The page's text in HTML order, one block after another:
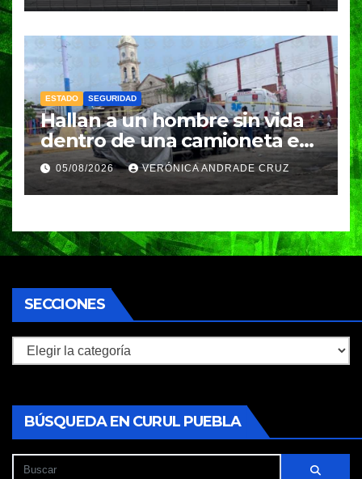
ESTADO SEGURIDAD
Hallan a un hombre sin vida
dentro de una camioneta en
Tenampulco; investigan
homicidio
05/08/2026 VERÓNICA ANDRADE CRUZ
SECCIONES
Secciones
BÚSQUEDA EN CURUL PUEBLA